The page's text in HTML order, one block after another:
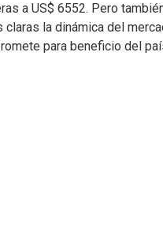
a US$ 6552. Pero
la dinámica del
para beneficio del